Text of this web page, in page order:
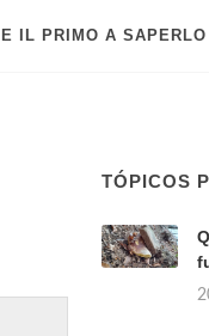
IL PRIMO A SAPERLO
TÓPICOS